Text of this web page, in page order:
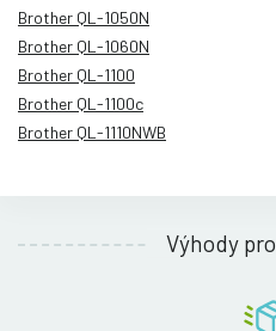
Brother QL-1050N
Brother QL-1060N
Brother QL-1100
Brother QL-1100c
Brother QL-1110NWB
Výhody pro